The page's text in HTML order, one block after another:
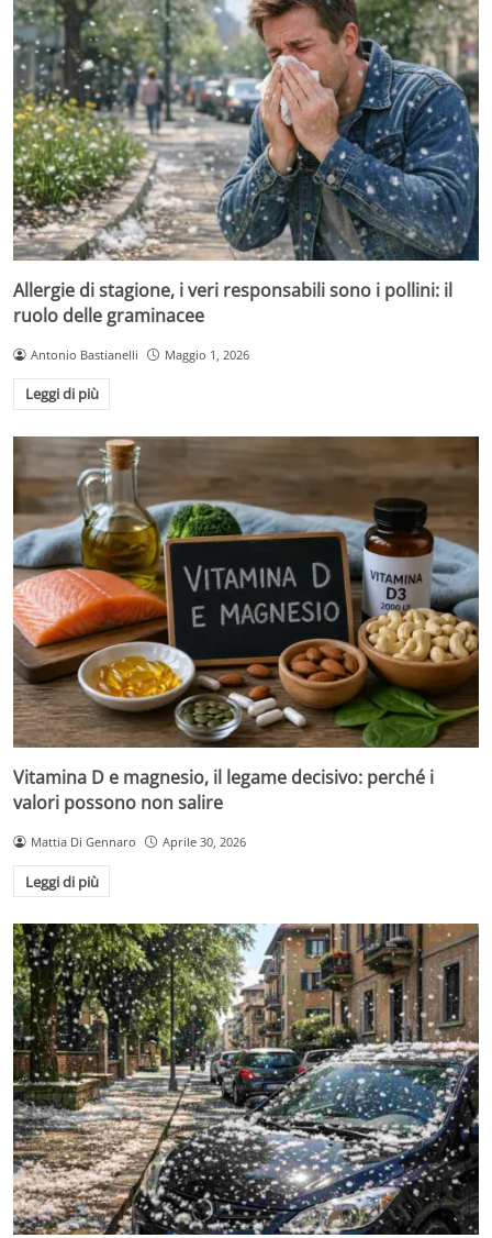
Allergie di stagione, i veri responsabili sono i pollini: il
ruolo delle graminacee
Antonio Bastianelli Maggio 1, 2026
Leggi di più
Vitamina D e magnesio, il legame decisivo: perché i
valori possono non salire
Mattia Di Gennaro Aprile 30, 2026
Leggi di più